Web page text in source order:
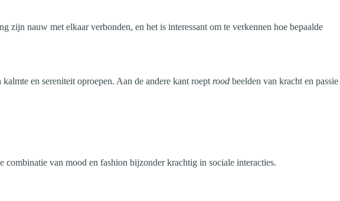
nauw met elkaar verbonden, en het is interessant om te verkennen hoe bepaalde
en sereniteit oproepen. Aan de andere kant roept rood beelden van kracht en passie
van mood en fashion bijzonder krachtig in sociale interacties.